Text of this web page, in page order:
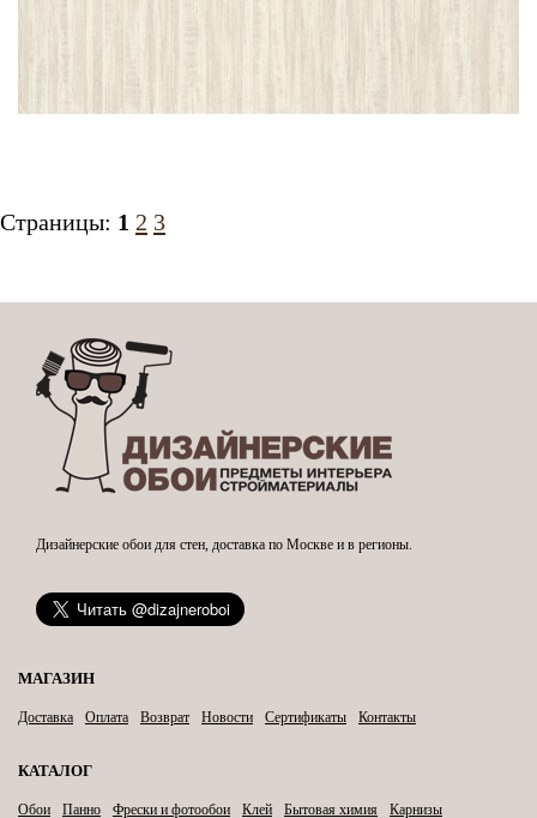
Страницы: 1 2 3
Дизайнерские обои для стен, доставка по Москве и в регионы.
МАГАЗИН
Доставка Оплата Возврат Новости Сертификаты Контакты
КАТАЛОГ
Обои Панно Фрески и фотообои Клей Бытовая химия Карнизы